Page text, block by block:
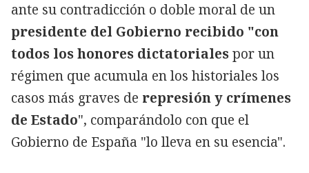
ante su contradicción o doble moral de un
presidente del Gobierno recibido "con
todos los honores dictatorialespor un
régimen que acumula en los historiales los
casos más graves de represión y crímenes
de Estado", comparándolo con que el
Gobierno de España "lo lleva en su esencia".